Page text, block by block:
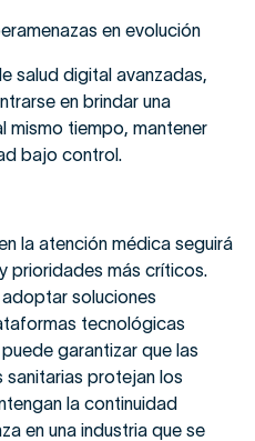
en evolución
salud digital avanzadas,
en brindar una
mismo tiempo, mantener
bajo control.
la atención médica seguirá
prioridades más críticos.
soluciones
tecnológicas
puede garantizar que las
sanitarias protejan los
la continuidad
en una industria que se